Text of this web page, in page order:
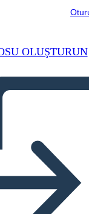
OLUŞTURUN